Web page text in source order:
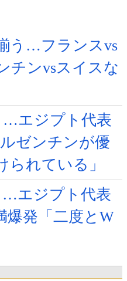
う…フランスvs
チンvsスイスな
…エジプト代表
ゼンチンが優
られている」
…エジプト代表
爆発「二度とW